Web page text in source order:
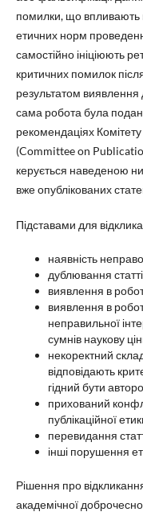
помилки, що впливають
етичних норм
самостійно ініціюють
критичних помилок
результатом виявлення
сама робота була
рекомендаціях Комітету
(Committee on
керується наведеною
вже опублікованих
Підставами для
наявність
дублювання
виявлення в
виявлення в
неправильної
сумнів наукову
некоректний
відповідають
гідний бути
прихований
публікаційної
перевидання
інші порушення
Рішення про
академічної